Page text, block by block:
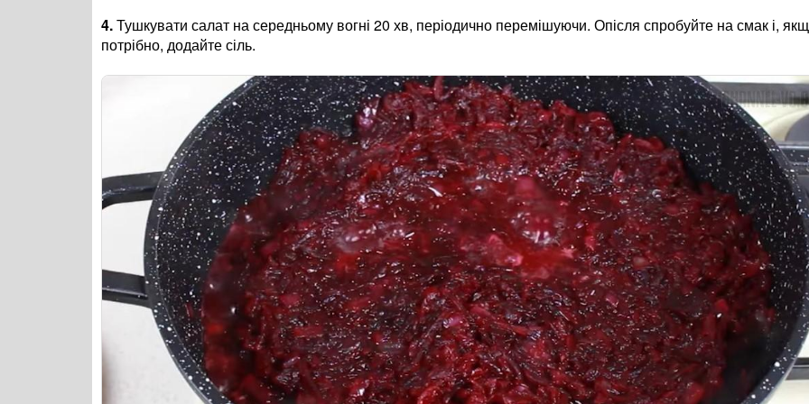
4.Тушкувати салат на середньому вогні 20 хв, періодично перемішуючи. Опісля спробуйте на смак і,
потрібно, додайте сіль.